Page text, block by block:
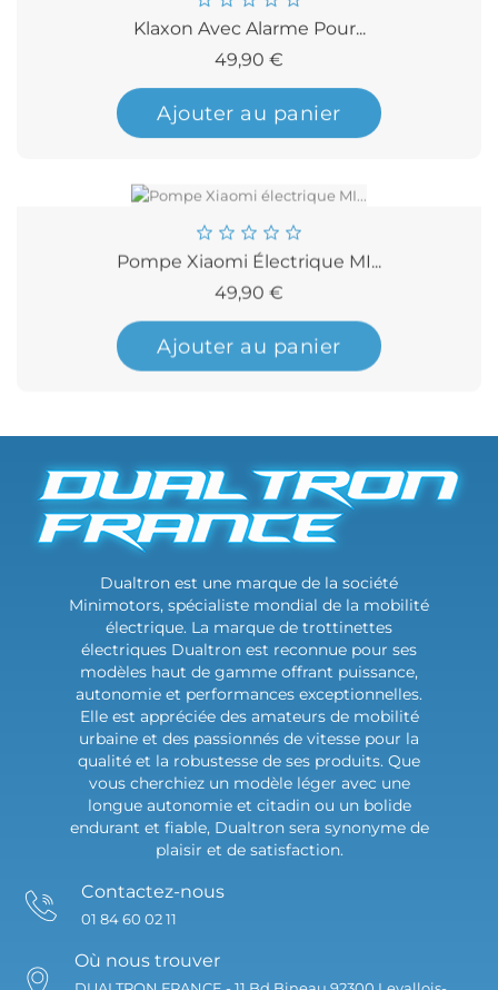
Klaxon Avec Alarme Pour...
49,90 €
Ajouter au panier
Pompe Xiaomi Électrique MI...
49,90 €
Ajouter au panier
Dualtron est une marque de la société
Minimotors, spécialiste mondial de la mobilité
électrique. La marque de trottinettes
électriques Dualtron est reconnue pour ses
modèles haut de gamme offrant puissance,
autonomie et performances exceptionnelles.
Elle est appréciée des amateurs de mobilité
urbaine et des passionnés de vitesse pour la
qualité et la robustesse de ses produits. Que
vous cherchiez un modèle léger avec une
longue autonomie et citadin ou un bolide
endurant et fiable, Dualtron sera synonyme de
plaisir et de satisfaction.
Contactez-nous
01 84 60 02 11
Où nous trouver